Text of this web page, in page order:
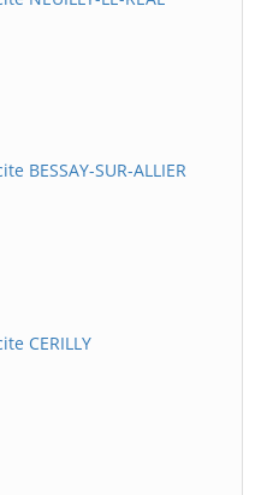
BESSAY-SUR-ALLIER
CERILLY